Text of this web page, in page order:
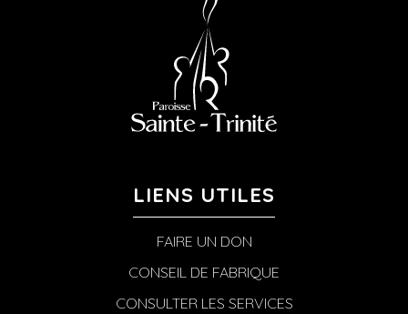
LIENS UTILES
FAIRE UN DON
CONSEIL DE FABRIQUE
CONSULTER LES SERVICES